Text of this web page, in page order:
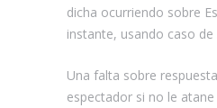
dicha ocurriendo sobre
instante, usando caso de
Una falta sobre
espectador si no le